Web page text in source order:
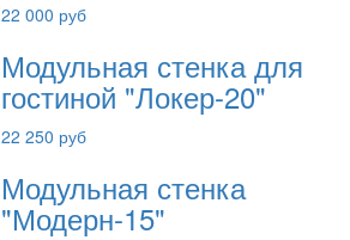
22 000 руб
Модульная стенка для
гостиной "Локер-20"
22 250 руб
Модульная стенка
"Модерн-15"